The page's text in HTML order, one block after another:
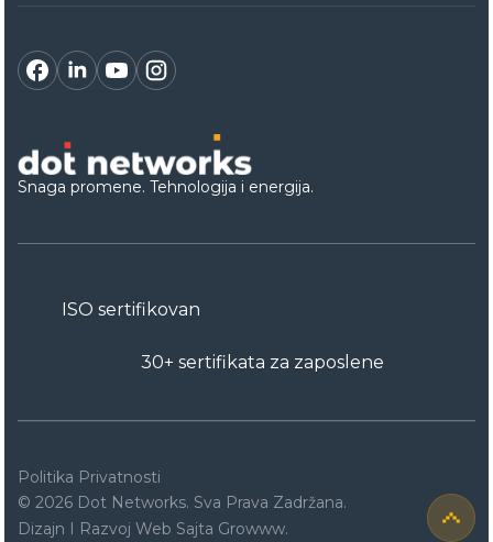
Snaga promene. Tehnologija i energija.
ISO sertifikovan
30+ sertifikata za zaposlene
© 2026 Dot Networks. Sva Prava Zadržana.
Dizajn I Razvoj Web Sajta Growww.
Politika Privatnosti